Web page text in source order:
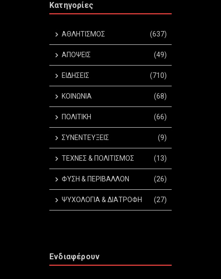
Κατηγορίες
ΑΘΛΗΤΙΣΜΟΣ (637)
ΑΠΟΨΕΙΣ (49)
ΕΙΔΗΣΕΙΣ (710)
ΚΟΙΝΩΝΙΑ (68)
ΠΟΛΙΤΙΚΗ (66)
ΣΥΝΕΝΤΕΥΞΕΙΣ (9)
ΤΕΧΝΕΣ & ΠΟΛΙΤΙΣΜΟΣ (13)
ΦΥΣΗ & ΠΕΡΙΒΑΛΛΟΝ (26)
ΨΥΧΟΛΟΓΙΑ & ΔΙΑΤΡΟΦΗ (27)
Ενδιαφέρουν